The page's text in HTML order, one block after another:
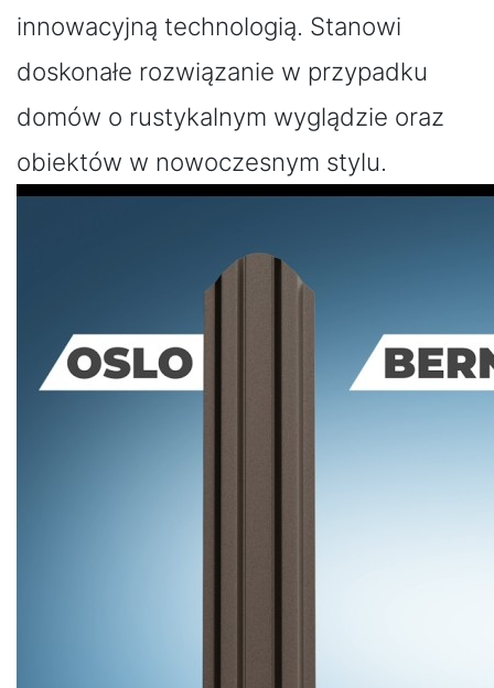
innowacyjną technologią. Stanowi
doskonałe rozwiązanie w przypadku
domów o rustykalnym wyglądzie oraz
obiektów w nowoczesnym stylu.